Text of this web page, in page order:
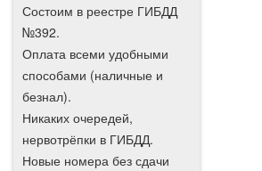
Состоим в реестре ГИБДД
№392.
Оплата всеми удобными
способами (наличные и
безнал).
Никаких очередей,
нервотрёпки в ГИБДД.
Новые номера без сдачи